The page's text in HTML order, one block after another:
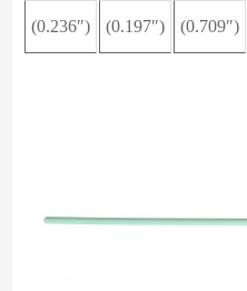
(0.236″) (0.197″) (0.709″)